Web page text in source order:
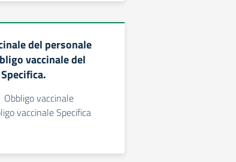
del personale
vaccinale del
Obbligo vaccinale
vaccinale Specifica